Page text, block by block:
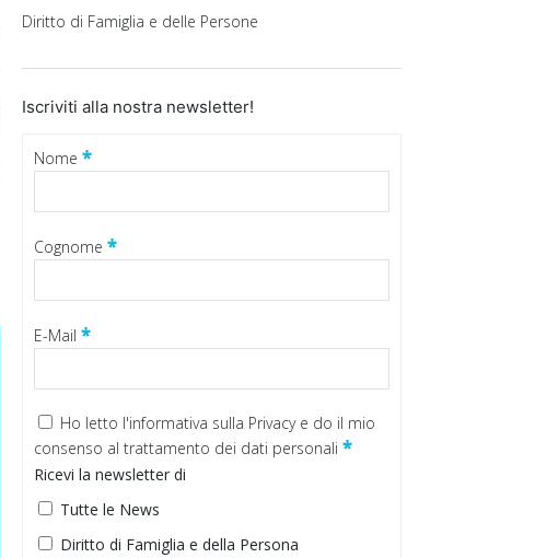
Diritto di Famiglia e delle Persone
Iscriviti alla nostra newsletter!
Nome*
Cognome*
E-Mail*
Ho letto l'informativa sulla Privacy e do il mio
consenso al trattamento dei dati personali*
Ricevi la newsletter di
Tutte le News
Diritto di Famiglia e della Persona